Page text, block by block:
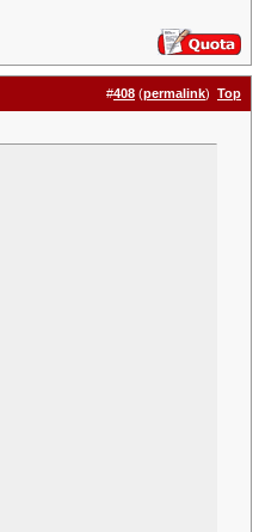
#408 (permalink) Top